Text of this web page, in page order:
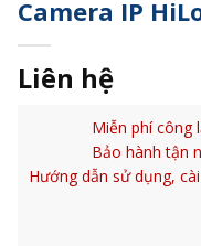
Camera IP
Liên hệ
Miễn phí công
Bảo hành tận
Hướng dẫn sử dụng,